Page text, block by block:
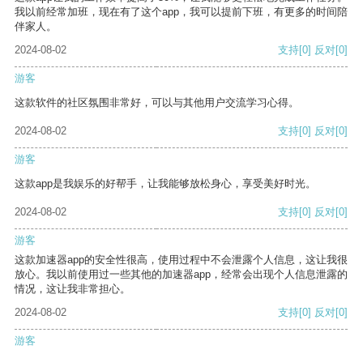
我以前经常加班，现在有了这个app，我可以提前下班，有更多的时间陪
伴家人。
2024-08-02
支持[0] 反对[0]
游客
这款软件的社区氛围非常好，可以与其他用户交流学习心得。
2024-08-02 支持[0] 反对[0]
游客
这款app是我娱乐的好帮手，让我能够放松身心，享受美好时光。
2024-08-02 支持[0] 反对[0]
游客
这款加速器app的安全性很高，使用过程中不会泄露个人信息，这让我很
放心。我以前使用过一些其他的加速器app，经常会出现个人信息泄露的
情况，这让我非常担心。
2024-08-02
支持[0] 反对[0]
游客